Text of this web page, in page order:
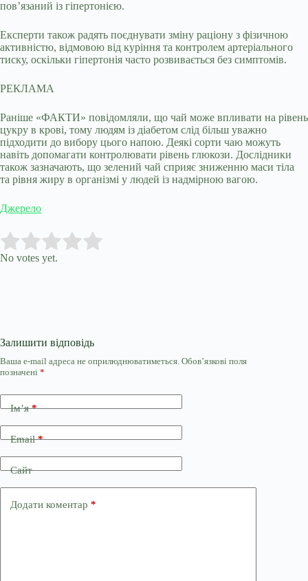
пов’язаний із гіпертонією.
Експерти також радять поєднувати зміну раціону з фізичною
активністю, відмовою від куріння та контролем артеріального
тиску, оскільки гіпертонія часто розвивається без симптомів.
РЕКЛАМА
Раніше «ФАКТИ» повідомляли, що чай може впливати на рівень
цукру в крові, тому людям із діабетом слід більш уважно
підходити до вибору цього напою. Деякі сорти чаю можуть
навіть допомагати контролювати рівень глюкози. Дослідники
також зазначають, що зелений чай сприяє зниженню маси тіла
та рівня жиру в організмі у людей із надмірною вагою.
Джерело
Rate this item:
No votes yet.
Залишити відповідь
Ваша e-mail адреса не оприлюднюватиметься. Обов’язкові поля
позначені *
Ім’я*
Email*
Сайт
Додати коментар *